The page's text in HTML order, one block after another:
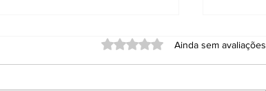
Avaliado com 0 de 5 estrelas.
Ainda sem avaliações